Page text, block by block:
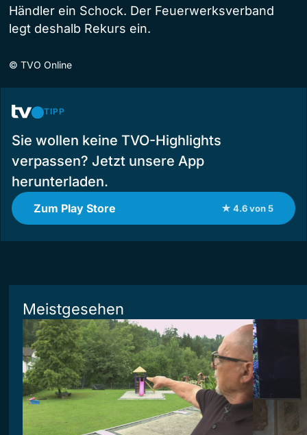
Händler ein Schock. Der Feuerwerksverband
legt deshalb Rekurs ein.
© TVO Online
TIPP
Sie wollen keine TVO-Highlights
verpassen? Jetzt unsere App
herunterladen.
Zum Play Store ★ 4.6 von 5
Meistgesehen